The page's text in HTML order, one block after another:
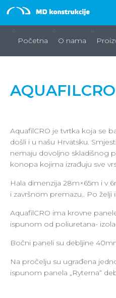
Početna O nama
AquafilCRO je tvrtka koja se
došli i u našu Hrvatsku.
nemaju dovoljno skladišnog
konopa kojima izrađuju sve
Hala dimenzija 28m×65m i v
i završnom premazu.. Po
AquafilCRO ima krovne
ispunom od poliuretana-
Bočni paneli su debljine
Na pročelju su ugrađena
ispunom panela „Ryterna“